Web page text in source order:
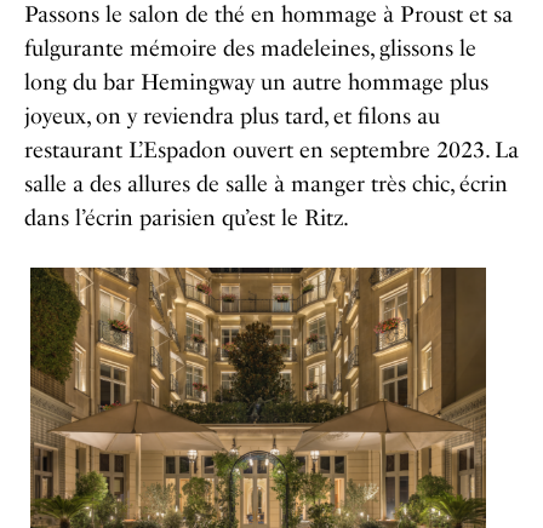
Passons le salon de thé en hommage à Proust et sa
fulgurante mémoire des madeleines, glissons le
long du bar Hemingway un autre hommage plus
joyeux, on y reviendra plus tard, et filons au
restaurant L’Espadon ouvert en septembre 2023. La
salle a des allures de salle à manger très chic, écrin
dans l’écrin parisien qu’est le Ritz.